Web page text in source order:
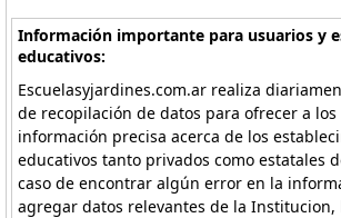
Información importante para usuarios y
educativos:
Escuelasyjardines.com.ar realiza
de recopilación de datos para ofrecer a los
información precisa acerca de los
educativos tanto privados como estatales
caso de encontrar algún error en la
agregar datos relevantes de la